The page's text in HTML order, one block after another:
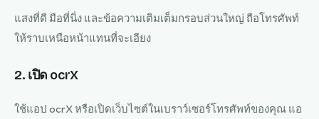
แสงที่ดี มือที่นิ่ง และข้อความเติมเต็มกรอบส่วนใหญ่ ถือโทรศัพท์
ให้ราบเหนือหน้าแทนที่จะเอียง
2. เปิด ocrX
ใช้แอป ocrX หรือเปิดเว็บไซต์ในเบราว์เซอร์โทรศัพท์ของคุณ แอ